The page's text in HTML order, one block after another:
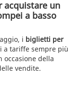
acquistare un
a basso
i biglietti per
a tariffe sempre più
occasione della
vendite.